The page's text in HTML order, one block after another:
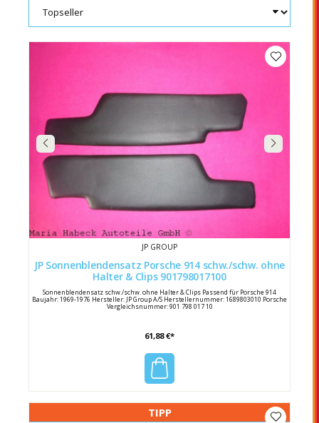
JP GROUP
JP Sonnenblendensatz Porsche 914 schw./schw. ohne
Halter & Clips 901798017100
Sonnenblendensatz schw./schw. ohne Halter & Clips Passend für Porsche 914
Baujahr: 1969-1976 Hersteller: JP Group A/S Herstellernummer: 1689803010 Porsche
Vergleichsnummer: 901 798 017 10
61,88 €*
TIPP